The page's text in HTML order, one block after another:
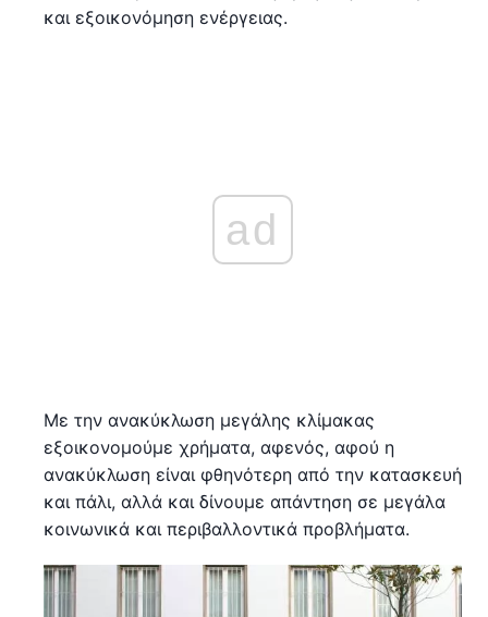
και εξοικονόμηση ενέργειας.
ad
Με την ανακύκλωση μεγάλης κλίμακας
εξοικονομούμε χρήματα, αφενός, αφού η
ανακύκλωση είναι φθηνότερη από την κατασκευή
και πάλι, αλλά και δίνουμε απάντηση σε μεγάλα
κοινωνικά και περιβαλλοντικά προβλήματα.